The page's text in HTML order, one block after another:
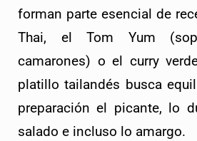
forman parte esencial de
Thai, el Tom Yum
camarones) o el curry
platillo tailandés busca
preparación el picante, lo
salado e incluso lo amargo.